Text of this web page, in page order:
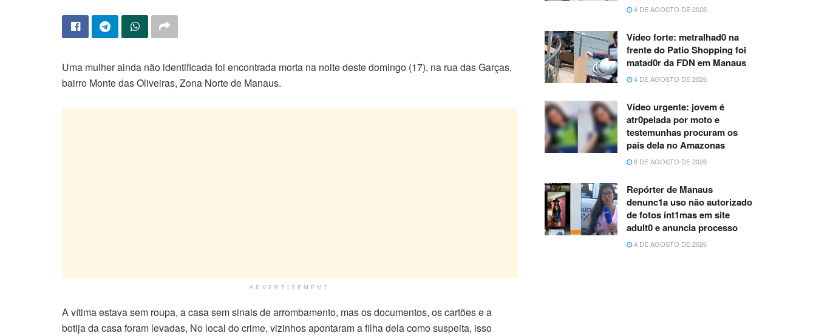
Uma mulher ainda não identificada foi encontrada morta na noite deste domingo (17), na rua das Garças,
bairro Monte das Oliveiras, Zona Norte de Manaus.
ADVERTISEMENT
A vítima estava sem roupa, a casa sem sinais de arrombamento, mas os documentos, os cartões e a
botija da casa foram levadas, No local do crime, vizinhos apontaram a filha dela como suspeita, isso
4 DE AGOSTO DE 2026
Vídeo forte: metralhad0 na
frente do Patio Shopping foi
matad0r da FDN em Manaus
4 DE AGOSTO DE 2026
Vídeo urgente: jovem é
atr0pelada por moto e
testemunhas procuram os
pais dela no Amazonas
6 DE AGOSTO DE 2026
Repórter de Manaus
denunc1a uso não autorizado
de fotos ínt1mas em site
adult0 e anuncia processo
4 DE AGOSTO DE 2026